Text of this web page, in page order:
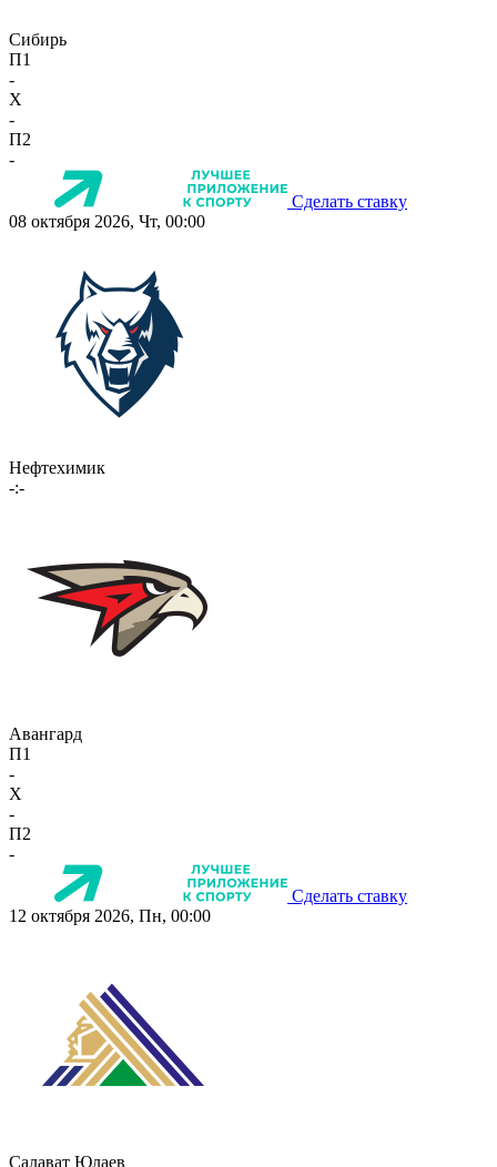
Сибирь
П1
-
X
-
П2
-
Сделать ставку
08 октября 2026, Чт, 00:00
Нефтехимик
-:-
Авангард
П1
-
X
-
П2
-
Сделать ставку
12 октября 2026, Пн, 00:00
Салават Юлаев